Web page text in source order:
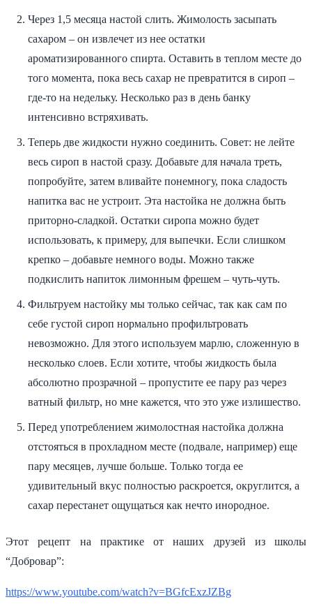
Через 1,5 месяца настой слить. Жимолость засыпать
сахаром – он извлечет из нее остатки
ароматизированного спирта. Оставить в теплом месте до
того момента, пока весь сахар не превратится в сироп –
где-то на недельку. Несколько раз в день банку
интенсивно встряхивать.
Теперь две жидкости нужно соединить. Совет: не лейте
весь сироп в настой сразу. Добавьте для начала треть,
попробуйте, затем вливайте понемногу, пока сладость
напитка вас не устроит. Эта настойка не должна быть
приторно-сладкой. Остатки сиропа можно будет
использовать, к примеру, для выпечки. Если слишком
крепко – добавьте немного воды. Можно также
подкислить напиток лимонным фрешем – чуть-чуть.
Фильтруем настойку мы только сейчас, так как сам по
себе густой сироп нормально профильтровать
невозможно. Для этого используем марлю, сложенную в
несколько слоев. Если хотите, чтобы жидкость была
абсолютно прозрачной – пропустите ее пару раз через
ватный фильтр, но мне кажется, что это уже излишество.
Перед употреблением жимолостная настойка должна
отстояться в прохладном месте (подвале, например) еще
пару месяцев, лучше больше. Только тогда ее
удивительный вкус полностью раскроется, округлится, а
сахар перестанет ощущаться как нечто инородное.
Этот рецепт на практике от наших друзей из школы
“Добровар”:
https://www.youtube.com/watch?v=BGfcExzJZBg